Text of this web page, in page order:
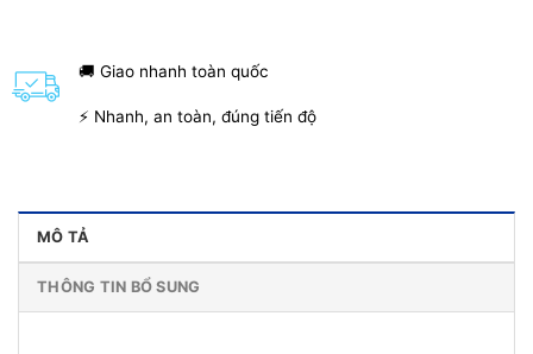
🚚 Giao nhanh toàn quốc
⚡ Nhanh, an toàn, đúng tiến độ
MÔ TẢ
THÔNG TIN BỔ SUNG